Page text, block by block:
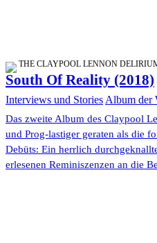
THE CLAYPOOL LENNON
South Of Reality (2018)
Interviews und Stories Album der
Das zweite Album des Claypool
und Prog-lastiger geraten als die
Debüts: Ein herrlich
erlesenen Reminiszenzen an die